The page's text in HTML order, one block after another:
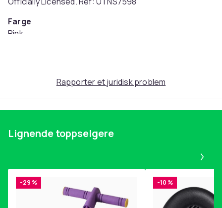
Farge
Pink
3723bb9a-0c97-4f5e-9ffb-8548da20227d
Rapporter et juridisk problem
Lignende toppselgere
-29 % -10 %